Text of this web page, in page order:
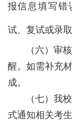
报信息填写错
试、复试或录
（六）审
醒。如需补充
成。
（七）我
式通知相关考